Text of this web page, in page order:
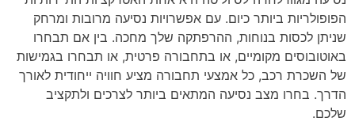
הפופולריות ביותר כיום. עם אפשרויות נסיעה מרובות ומרחק
שניתן לכסות בנוחות, ההרפתקה שלך מחכה. בין אם תבחרו
באוטובוסים מקומיים, או בתחבורה פרטית, או תבחרו בגמישות
של השכרת רכב, כל אמצעי תחבורה מציע חוויה ייחודית לאורך
הדרך. בחרו מצב נסיעה המתאים ביותר לצרכים ולתקציב
שלכם.